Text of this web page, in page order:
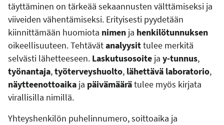
täyttäminen on tärkeää sekaannusten välttämiseksi ja
viiveiden vähentämiseksi. Erityisesti pyydetään
kiinnittämään huomiota nimen ja henkilötunnuksen
oikeellisuuteen. Tehtävätanalyysittulee merkitä
selvästi lähetteeseen. Laskutusosoite ja y-tunnus,
työnantaja,työterveyshuolto, lähettävä laboratorio,
näytteenottoaika ja päivämäärätulee myös kirjata
virallisilla nimillä.
Yhteyshenkilön puhelinnumero, soittoaika ja